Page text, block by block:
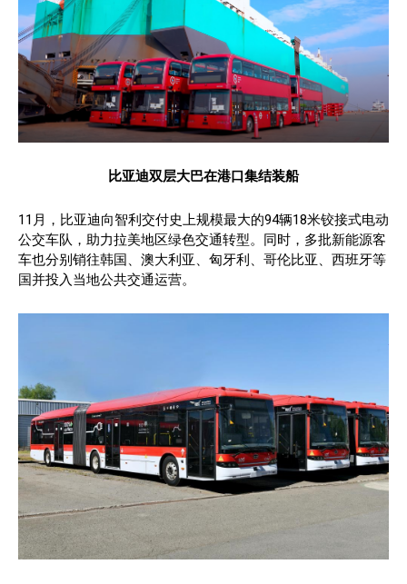
比亚迪双层大巴在港口集结装船
11月，比亚迪向智利交付史上规模最大的94辆18米铰接式电动
公交车队，助力拉美地区绿色交通转型。同时，多批新能源客
车也分别销往韩国、澳大利亚、匈牙利、哥伦比亚、西班牙等
国并投入当地公共交通运营。